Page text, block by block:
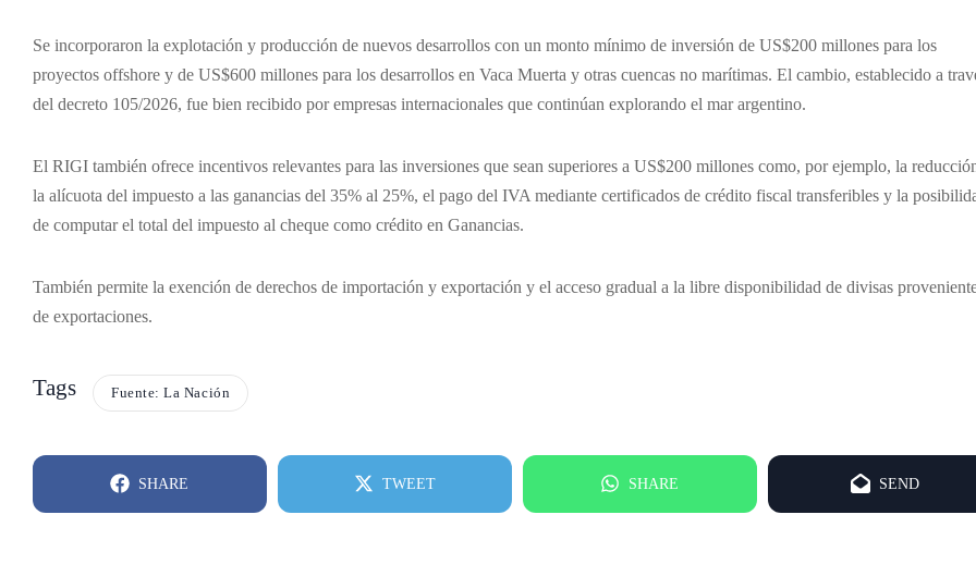
Se incorporaron la explotación y producción de nuevos desarrollos con un monto mínimo de inversión de US$200 millones para los
proyectos offshore y de US$600 millones para los desarrollos en Vaca Muerta y otras cuencas no marítimas. El cambio, establecido a
del decreto 105/2026, fue bien recibido por empresas internacionales que continúan explorando el mar argentino.
El RIGI también ofrece incentivos relevantes para las inversiones que sean superiores a US$200 millones como, por ejemplo, la
la alícuota del impuesto a las ganancias del 35% al 25%, el pago del IVA mediante certificados de crédito fiscal transferibles y la
de computar el total del impuesto al cheque como crédito en Ganancias.
También permite la exención de derechos de importación y exportación y el acceso gradual a la libre disponibilidad de divisas
de exportaciones.
Tags Fuente: La Nación
SHARE TWEET SHARE SEND